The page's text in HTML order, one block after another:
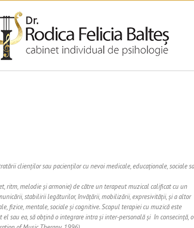
Contact:
clienților sau pacienților cu nevoi medicale, educaționale, sociale
ritm, melodie și armonie) de către un terapeut muzical calificat cu un
stabilirii legăturilor, învățării, mobilizării, expresivității, și a altor
fizice, mentale, sociale și cognitive. Scopul terapiei cu muzică este
sau ea, să obțină o integrare intra și inter-personală și în consecință, o